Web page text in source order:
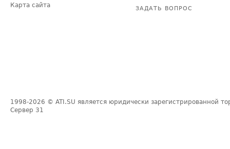
Карта сайта
ЗАДАТЬ ВОПРОС
1998-2026 © ATI.SU является юридически зарегистрированной
Сервер 31